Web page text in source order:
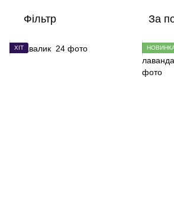
Фільтр За
ХІТ